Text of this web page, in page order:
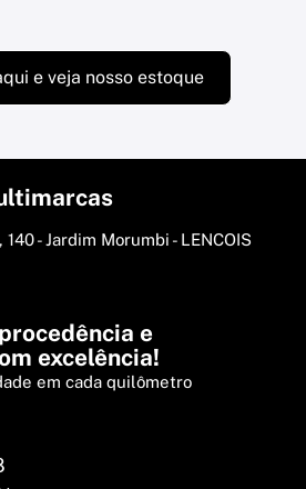
e veja nosso estoque
- Jardim Morumbi - LENCOIS
e
excelência!
em cada quilômetro